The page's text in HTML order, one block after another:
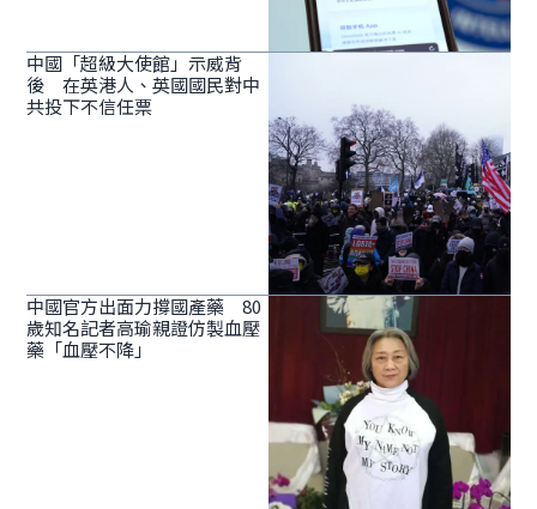
中國「超級大使館」示威背
後 在英港人、英國國民對中
共投下不信任票
中國官方出面力撐國產藥 80
歲知名記者高瑜親證仿製血壓
藥「血壓不降」